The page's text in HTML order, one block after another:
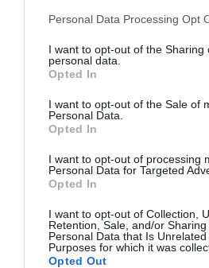
Please note that this website/app
not limited to your visit or usage
grant or deny consent to Google
use your data for below specified
consent section.
Personal Data Processing Opt
I want to opt-out of the Sharing
personal data.
Opted In
I want to opt-out of the Sale of
Personal Data.
Opted In
I want to opt-out of processing
Personal Data for Targeted
Opted In
I want to opt-out of Collection,
Retention, Sale, and/or
Personal Data that Is
Purposes for which it was
Opted Out
ΟΛΗ Η ΡΟΗ ΕΙΔΗΣΕΩΝ